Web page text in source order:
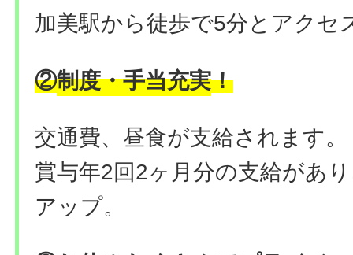
加美駅から徒歩で5分とアクセ
②制度・手当充実！
交通費、昼食が支給されます。
賞与年2回2ヶ月分の支給があ
アップ。